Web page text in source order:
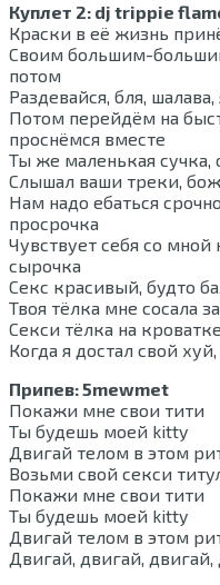
Куплет 2: dj trippie
Краски в её жизнь
Своим большим-
потом
Раздевайся, бля,
Потом перейдём на
проснёмся вместе
Ты же маленькая сучка,
Слышал ваши треки,
Нам надо ебаться
просрочка
Чувствует себя со мной
сырочка
Секс красивый, будто
Твоя тёлка мне сосала
Секси тёлка на
Когда я достал свой
Припев: 5mewmet
Покажи мне свои тити
Ты будешь моей kitty
Двигай телом в этом
Возьми свой секси
Покажи мне свои тити
Ты будешь моей kitty
Двигай телом в этом
Двигай, двигай, двигай,